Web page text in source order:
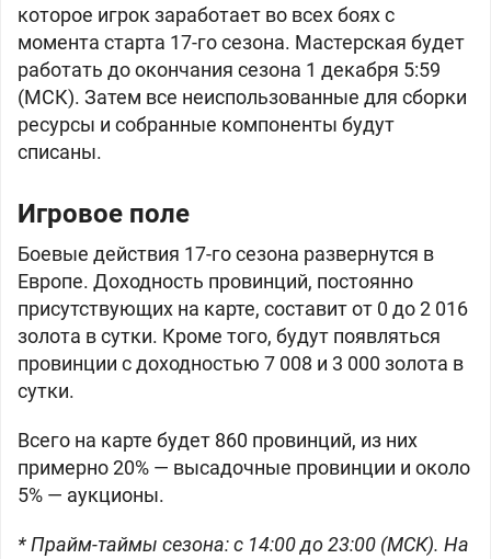
которое игрок заработает во всех боях с
момента старта 17-го сезона. Мастерская будет
работать до окончания сезона 1 декабря 5:59
(МСК). Затем все неиспользованные для сборки
ресурсы и собранные компоненты будут
списаны.
Игровое поле
Боевые действия 17-го сезона развернутся в
Европе. Доходность провинций, постоянно
присутствующих на карте, составит от 0 до 2 016
золота в сутки. Кроме того, будут появляться
провинции с доходностью 7 008 и 3 000 золота в
сутки.
Всего на карте будет 860 провинций, из них
примерно 20% — высадочные провинции и около
5% — аукционы.
* Прайм-таймы сезона: с 14:00 до 23:00 (МСК). На